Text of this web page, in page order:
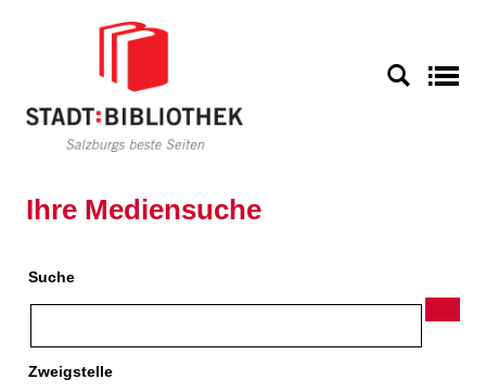
Ihre Mediensuche
Suche
Zweigstelle